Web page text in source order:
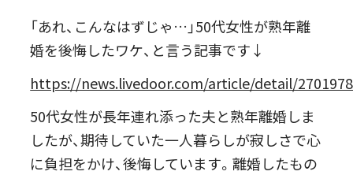
「あれ、こんなはずじゃ…」50代女性が熟年離
婚を後悔したワケ、と言う記事です↓
https://news.livedoor.com/article/detail/
50代女性が長年連れ添った夫と熟年離婚しま
したが、期待していた一人暮らしが寂しさで心
に負担をかけ、後悔しています。離婚したもの